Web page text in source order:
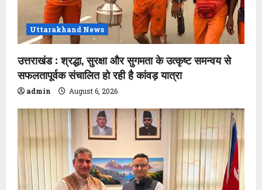
Uttarakhand News
उत्तराखंड : श्रद्धा, सुरक्षा और सुगमता के उत्कृष्ट समन्वय से
सफलतापूर्वक संचालित हो रही है कांवड़ यात्रा
admin August 6, 2026